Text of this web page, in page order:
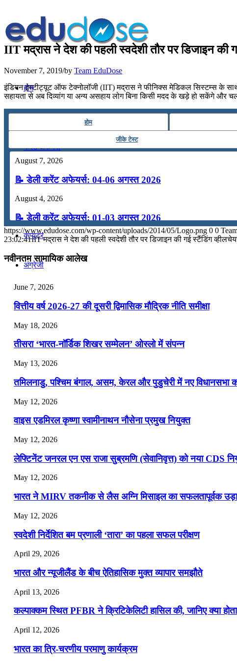
होम
करेंट अफेयर्स
गणित
कंप्यूटर
अंग्रेजी
टुडेज जीके
IIT मद्रास ने देश की पहली स्वदेशी तौर पर डिजाइन की
November 7, 2019/by Team EduDose
इंडियन इंस्टीट्यूट ऑफ टेक्नोलॉजी (IIT) मद्रास ने फीनिक्स मेडिकल सिस्टम्स के साथ
सहायता से अब दिव्यांग या अन्य असहाय लोग बिना किसी मदद के खड़े हो सकेंगे और
होम
जीके टेस्ट
August 7, 2026
📝 डेली करेंट अफेयर्स: 04-06 अगस्त 2026
August 4, 2026
📝 डेली करेंट अफेयर्स: 01-03 अगस्त 2026
July 31, 2026
📝 डेली करेंट अफेयर्स: 28-31 जुलाई 2026
📝 डेली करेंट अफेयर्स: 25-27 जुलाई 2026
July 25, 2026
📝 डेली करेंट अफेयर्स: 22-24 जुलाई 2026
July 22, 2026
📝 डेली करेंट अफेयर्स: 19-21 जुलाई 2026
July 19, 2026
📝 डेली करेंट अफेयर्स: 16-18 जुलाई 2026
https://www.edudose.com/wp-content/uploads/2014/05/Logo.png 0 0
23:02:41IIT मद्रास ने देश की पहली स्वदेशी तौर पर डिजाइन की गई स्टैंडिंग
नवीनतम सामायिक आलेख
June 7, 2026
वित्तीय वर्ष 2026-27 की दूसरी द्विमासिक मौद्रिक नीति समीक्षा
May 18, 2026
तीसरा ‘भारत-नॉर्डिक शिखर सम्मेलन’ ओस्लो में संपन्न
May 13, 2026
तमिलनाडु, पश्चिम बंगाल, असम, केरल और पुडुचेरी में नए विधानसभा
May 12, 2026
वाइस एडमिरल कृष्णा स्वामीनाथन नौसेना प्रमुख नियुक्त
May 12, 2026
लेफ्टिनेंट जनरल एन एस राजा सुब्रमणि (सेवानिवृत्त) को नया CDS
May 12, 2026
भारत ने MIRV तकनीक से लैस अग्नि मिसाइल का सफलतापूर्वक
May 12, 2026
स्वदेशी निर्देशित बम प्रणाली ‘तारा’ का पहला सफल परीक्षण
April 29, 2026
भारत और न्यूजीलैंड के बीच ऐतिहासिक मुक्त व्यापार समझौते
April 13, 2026
कल्पाक्कम स्थित PFBR ने क्रिटिकेलिटी हासिल की, जानिए क्या
April 12, 2026
भारत का त्रि-चरणीय परमाणु कार्यक्रम